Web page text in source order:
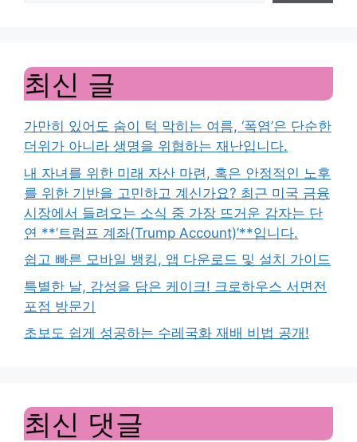
최신 글
가만히 있어도 숨이 턱 막히는 여름, ‘폭염’은 단순한
더위가 아니라 생명을 위협하는 재난입니다.
내 자녀를 위한 미래 자산 마련, 혹은 안정적인 노후
를 위한 기반을 고민하고 계신가요? 최근 미국 금융
시장에서 들려오는 소식 중 가장 뜨거운 감자는 단
연 **’트럼프 계좌(Trump Account)’**입니다.
쉽고 빠른 모바일 뱅킹, 앱 다운로드 및 설치 가이드
특별한 날, 감성을 담은 케이크! 크로하우스 서면전
포점 방문기
초보도 쉽게 성공하는 수레국화 재배 비법 공개!
최신 댓글